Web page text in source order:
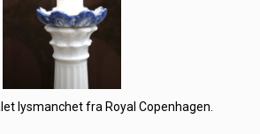
lysmanchet fra Royal Copenhagen.